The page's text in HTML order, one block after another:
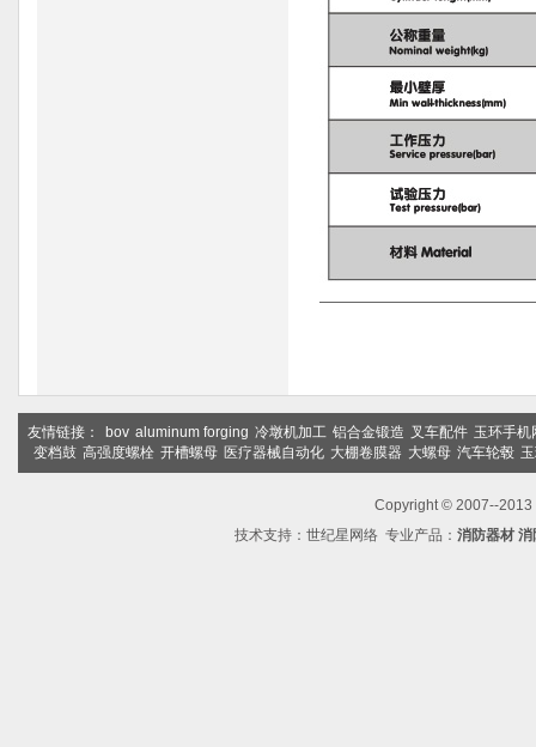
友情链接： bov aluminum forging 冷墩机加工 铝合金锻造 叉车配件 玉环手机
变档鼓 高强度螺栓 开槽螺母 医疗器械自动化 大棚卷膜器 大螺母 汽车轮毂
Copyright © 2007--2013
技术支持： 世纪星网络专业产品： 消防器材 消